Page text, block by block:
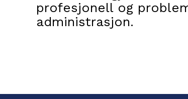
profesjonell og
administrasjon.